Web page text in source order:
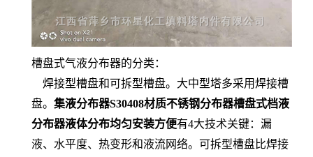
槽盘式气液分布器的分类：
焊接型槽盘和可拆型槽盘。大中型塔多采用焊接槽
盘。 集液分布器S30408材质不锈钢分布器槽盘式档液
分布器液体分布均匀安装方便有4大技术关键：漏
液、水平度、热变形和液流网络。可拆型槽盘比焊接